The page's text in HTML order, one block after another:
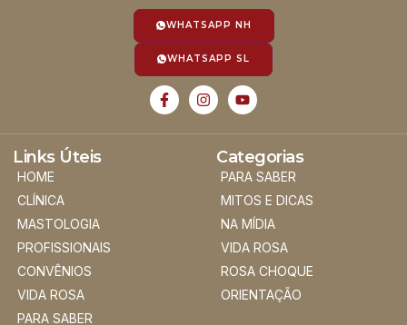
WHATSAPP NH
WHATSAPP SL
Links Úteis
HOME
CLÍNICA
MASTOLOGIA
PROFISSIONAIS
CONVÊNIOS
VIDA ROSA
PARA SABER
Categorias
PARA SABER
MITOS E DICAS
NA MÍDIA
VIDA ROSA
ROSA CHOQUE
ORIENTAÇÃO